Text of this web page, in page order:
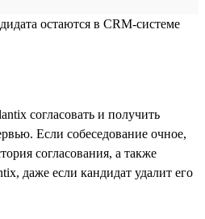
остаются в CRM-системе
согласовать и получить
Если собеседование очное,
согласования, а также
даже если кандидат удалит его